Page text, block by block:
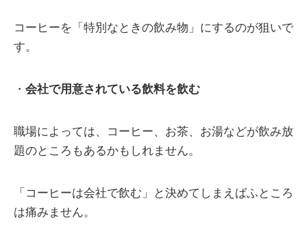
コーヒーを「特別なときの飲み物」にするのが狙いで
す。
・ 会社で用意されている飲料を飲む
職場によっては、コーヒー、お茶、お湯などが飲み放
題のところもあるかもしれません。
「コーヒーは会社で飲む」と決めてしまえばふところ
は痛みません。